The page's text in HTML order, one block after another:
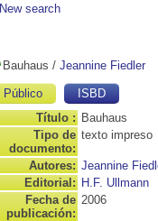
New search
Bauhaus / Jeannine Fiedler
Público
ISBD
Título : Bauhaus
Tipo de
documento:
texto impreso
Autores: Jeannine
Editorial: H.F. Ullmann
Fecha de
publicación:
2006